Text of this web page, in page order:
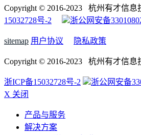
Copyright © 2016-2023 杭州有才信
15032728号-2
浙公网安备
sitemap 用户协议 隐私政策
Copyright © 2016-2023 杭州有才信息
浙ICP备15032728号-2
浙公网安备
X 关闭
产品与服务
解决方案